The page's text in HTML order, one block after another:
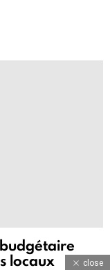
locaux close